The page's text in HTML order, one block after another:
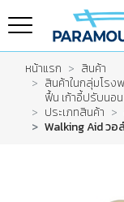
หน้าแรก
สินค้า
สินค้าในกลุ่มโรง
ฟื้น เก้าอี้ปรับนอ
ประเภทสินค้า
Walking Aid ว